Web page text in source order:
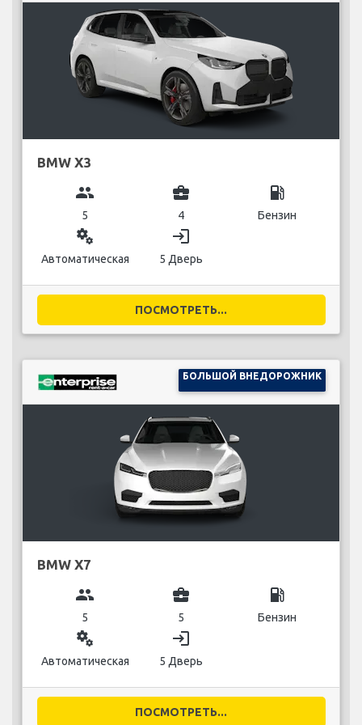
BMW X3
group
5
business_center
4
local_gas_station
Бензин
miscellaneous_services
Автоматическая
login
5 Дверь
ПОСМОТРЕТЬ...
БОЛЬШОЙ ВНЕДОРОЖНИК
BMW X7
group
5
business_center
5
local_gas_station
Бензин
miscellaneous_services
Автоматическая
login
5 Дверь
ПОСМОТРЕТЬ...